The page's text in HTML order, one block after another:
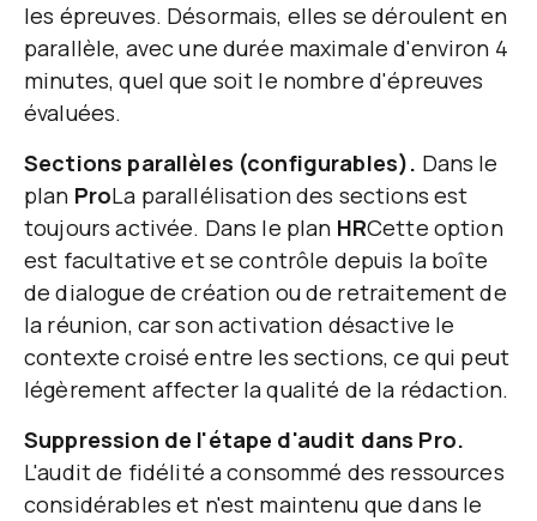
les épreuves. Désormais, elles se déroulent en
parallèle, avec une durée maximale d'environ 4
minutes, quel que soit le nombre d'épreuves
évaluées.
Sections parallèles (configurables). Dans le
plan ProLa parallélisation des sections est
toujours activée. Dans le plan HRCette option
est facultative et se contrôle depuis la boîte
de dialogue de création ou de retraitement de
la réunion, car son activation désactive le
contexte croisé entre les sections, ce qui peut
légèrement affecter la qualité de la rédaction.
Suppression de l'étape d'audit dans Pro.
L'audit de fidélité a consommé des ressources
considérables et n'est maintenu que dans le